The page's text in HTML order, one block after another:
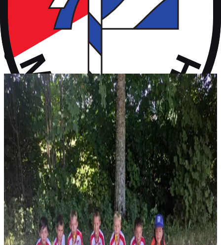
Kunstrasen
vor 10 Monaten
Aktuelles
Neuigkeiten aus dem Vereinsleben und kommende Termine
News
28. Juli 2026
F-Jugend holt Platz 2 beim Turnier in Wall
Vier Gruppensiege ohne Gegentor und ein 2:0 im Halbfinale – erst
im Finale wird unsere F-Jugend gestoppt: P...
News
14. Juli 2026
Rückblick: 1. Fanclub Worldcup Rot-Weiß –
Endrunde auf unserem Hauptplatz